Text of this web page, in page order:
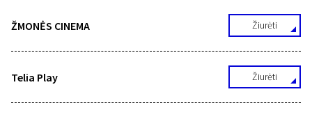
ŽMONĖS CINEMA Žiurėti
Telia Play Žiurėti